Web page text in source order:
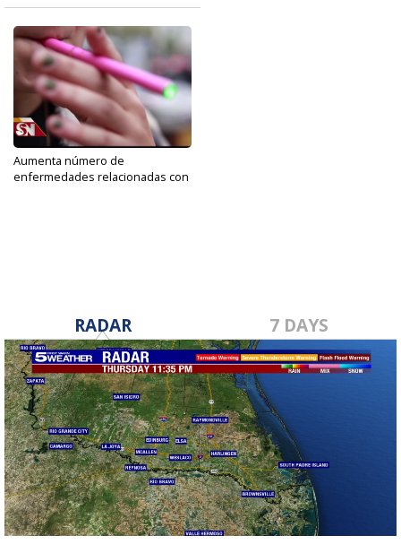
Aumenta número de
enfermedades relacionadas con
RADAR 7 DAYS